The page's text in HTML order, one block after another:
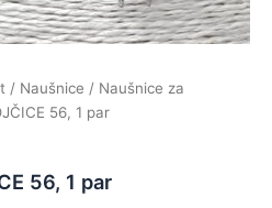
/ Naušnice / Naušnice za
56, 1 par
56, 1 par